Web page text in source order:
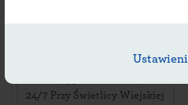
,
24/7 Przy Świetlicy Wiejskiej